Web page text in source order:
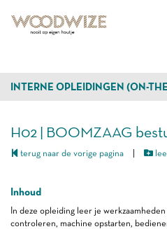
INTERNE OPLEIDINGEN (ON-
H02 | BOOMZAAG
terug naar de vorige pagina
Inhoud
In deze opleiding leer je
controleren, machine opstarten,